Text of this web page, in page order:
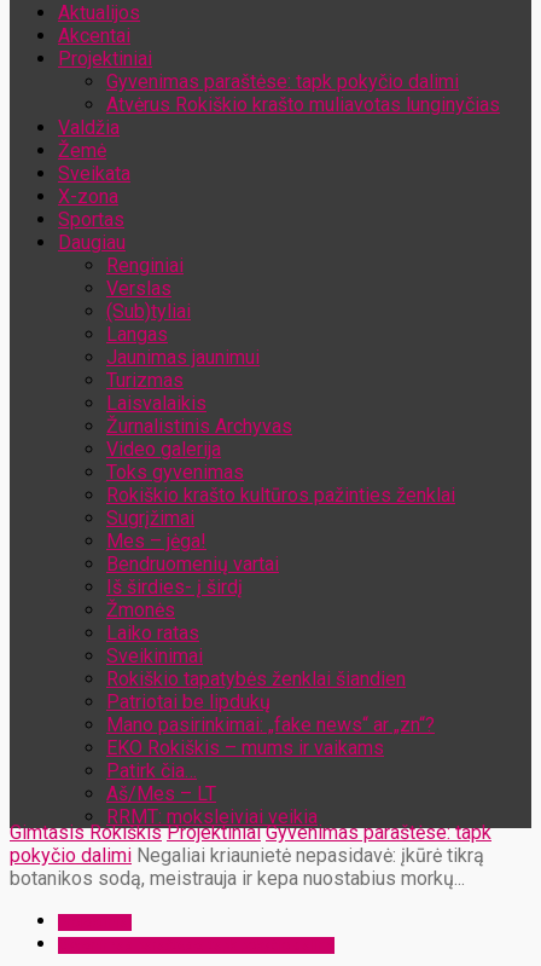
Aktualijos
Akcentai
Projektiniai
Gyvenimas paraštėse: tapk pokyčio dalimi
Atvėrus Rokiškio krašto muliavotas lunginyčias
Valdžia
Žemė
Sveikata
X-zona
Sportas
Daugiau
Renginiai
Verslas
(Sub)tyliai
Langas
Jaunimas jaunimui
Turizmas
Laisvalaikis
Žurnalistinis Archyvas
Video galerija
Toks gyvenimas
Rokiškio krašto kultūros pažinties ženklai
Sugrįžimai
Mes – jėga!
Bendruomenių vartai
Iš širdies- į širdį
Žmonės
Laiko ratas
Sveikinimai
Rokiškio tapatybės ženklai šiandien
Patriotai be lipdukų
Mano pasirinkimai: „fake news“ ar „zn“?
EKO Rokiškis – mums ir vaikams
Patirk čia…
Aš/Mes – LT
RRMT: moksleiviai veikia
Gimtasis Rokiškis Projektiniai Gyvenimas paraštėse: tapk
pokyčio dalimi Negaliai kriaunietė nepasidavė: įkūrė tikrą
botanikos sodą, meistrauja ir kepa nuostabius morkų...